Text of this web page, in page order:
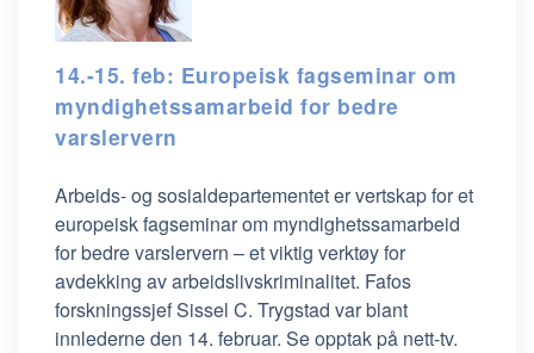
14.-15. feb: Europeisk fagseminar om
myndighetssamarbeid for bedre
varslervern
Arbeids- og sosialdepartementet er vertskap for et
europeisk fagseminar om myndighetssamarbeid
for bedre varslervern – et viktig verktøy for
avdekking av arbeidslivskriminalitet. Fafos
forskningssjef Sissel C. Trygstad var blant
innlederne den 14. februar. Se opptak på nett-tv.